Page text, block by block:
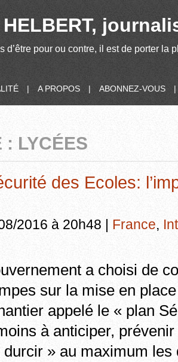
d’être pour ou contre, il est de porter
| A PROPOS | ABONNEZ-VOUS |
: LYCÉES
des Ecoles:
2016 à 20h48 | France,
a choisi de
sur la mise en place
appelé le « plan
à anticiper,
» au maximum les